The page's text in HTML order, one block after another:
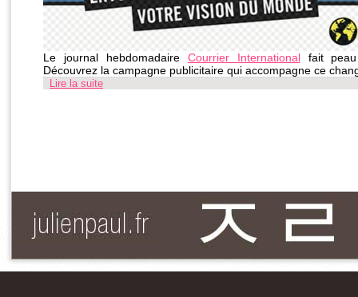
Le journal hebdomadaire Courrier Internationalfait peau
Découvrez la campagne publicitaire qui accompagne ce
Lire la suite